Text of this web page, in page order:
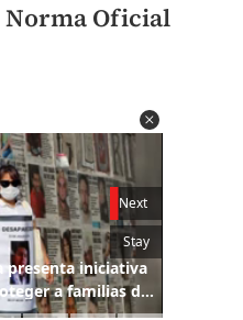
Norma Oficial